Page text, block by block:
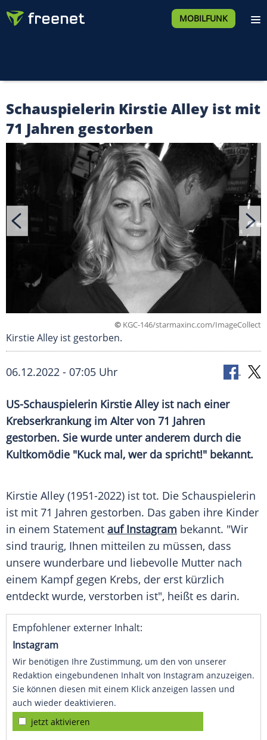
MOBILFUNK
Schauspielerin Kirstie Alley ist mit
71 Jahren gestorben
© KGC-146/starmaxinc.com/ImageCollect
Kirstie Alley ist gestorben.
06.12.2022 - 07:05 Uhr
US-Schauspielerin Kirstie Alley ist nach einer
Krebserkrankung im Alter von 71 Jahren
gestorben. Sie wurde unter anderem durch die
Kultkomödie "Kuck mal, wer da spricht!" bekannt.
Kirstie Alley (1951-2022) ist tot. Die Schauspielerin
ist mit 71 Jahren gestorben. Das gaben ihre Kinder
in einem Statement auf Instagram bekannt. "Wir
sind traurig, Ihnen mitteilen zu müssen, dass
unsere wunderbare und liebevolle Mutter nach
einem Kampf gegen Krebs, der erst kürzlich
entdeckt wurde, verstorben ist", heißt es darin.
Empfohlener externer Inhalt:
Instagram
Wir benötigen Ihre Zustimmung, um den von unserer
Redaktion eingebundenen Inhalt von Instagram anzuzeigen.
Sie können diesen mit einem Klick anzeigen lassen und
auch wieder deaktivieren.
jetzt aktivieren